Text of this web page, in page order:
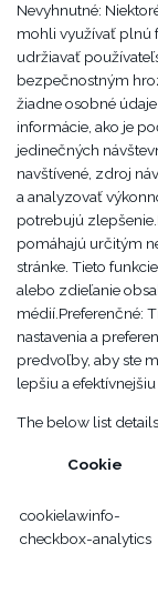
Nevyhnutné:
mohli využívať plnú
udržiavať
bezpečnostným
žiadne osobné
informácie, ako je
jedinečných
navštívené, zdroj
a analyzovať
potrebujú
pomáhajú určitým
stránke. Tieto
alebo zdieľanie
médií.Preferenčné:
nastavenia a
predvoľby, aby ste
lepšiu a
The below list
Cookie
cookielawinfo-
checkbox-analytics